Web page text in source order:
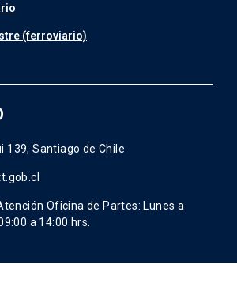
(ferroviario)
139, Santiago de Chile
Oficina de Partes: Lunes a
a 14:00 hrs.